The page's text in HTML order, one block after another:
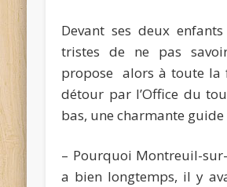
Devant ses deux
tristes de ne pas
propose alors à toute la
détour par l’Office du
bas, une charmante guide
– Pourquoi Montreuil-
a bien longtemps, il y